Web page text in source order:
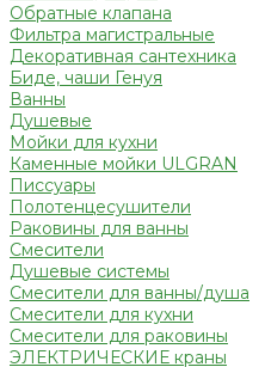
Обратные клапана
Фильтра магистральные
Декоративная сантехника
Биде, чаши Генуя
Ванны
Душевые
Мойки для кухни
Каменные мойки ULGRAN
Писсуары
Полотенцесушители
Раковины для ванны
Смесители
Душевые системы
Смесители для ванны/душа
Смесители для кухни
Смесители для раковины
ЭЛЕКТРИЧЕСКИЕ краны